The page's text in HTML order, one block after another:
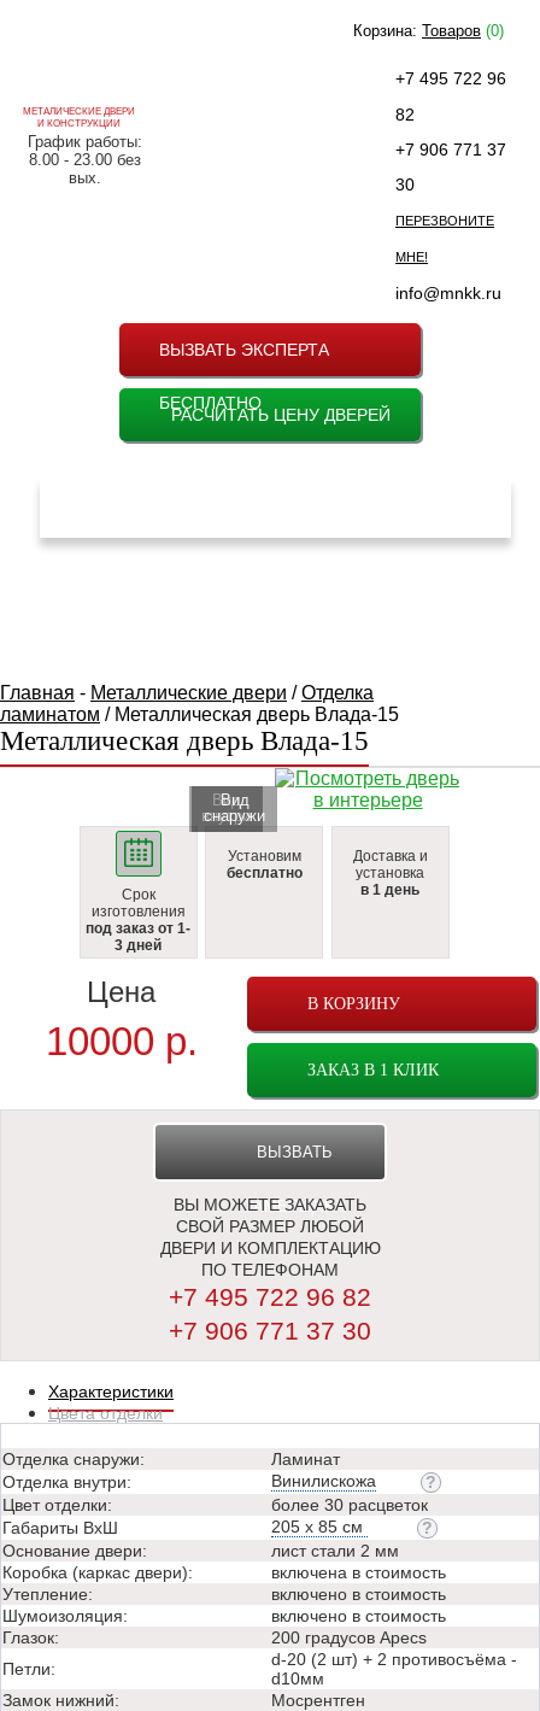
МЕТАЛИЧЕСКИЕ ДВЕРИ
И КОНСТРУКЦИИ
График работы:
8.00 - 23.00 без
вых.
+7 495 722 96
82
+7 906 771 37
30
ПЕРЕЗВОНИТЕ
МНЕ!
info@mnkk.ru
ВЫЗВАТЬ ЭКСПЕРТА
БЕСПЛАТНО
РАСЧИТАТЬ ЦЕНУ ДВЕРЕЙ
Корзина: Товаров (0)
Главная - Металлические двери /Отделка
ламинатом / Металлическая дверь Влада-15
Металлическая дверь Влада-15
Вид
внутри
Вид
cнаружи
Срок
изготовления
под заказ от 1-
3 дней
Установим
бесплатно
Доставка и
установка
в 1 день
В КОРЗИНУ
ЗАКАЗ В 1 КЛИК
Цена
10000 р.
ВЫЗВАТЬ
ЗАМЕРЩИКА
ВЫ МОЖЕТЕ ЗАКАЗАТЬ
СВОЙ РАЗМЕР ЛЮБОЙ
ДВЕРИ И КОМПЛЕКТАЦИЮ
ПО ТЕЛЕФОНАМ
+7 495 722 96 82
+7 906 771 37 30
Характеристики
Цвета отделки
Отделка снаружи:
Ламинат
Отделка внутри:
Винилискожа
Цвет отделки:
более 30 расцветок
Габариты ВхШ
205 х 85 см
Основание двери:
лист стали 2 мм
Коробка (каркас двери):
включена в стоимость
Утепление:
включено в стоимость
Шумоизоляция:
включено в стоимость
Глазок:
200 градусов Apecs
Петли:
d-20 (2 шт) + 2 противосъёма -
d10мм
Замок нижний:
Мосрентген